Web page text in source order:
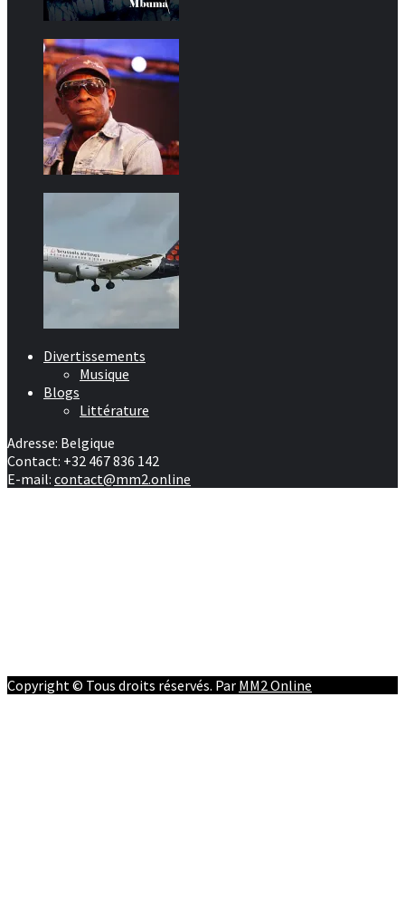
Divertissements
Musique
Blogs
Littérature
Adresse: Belgique
Contact: +32 467 836 142
E-mail: contact@mm2.online
Copyright © Tous droits réservés. Par MM2 Online